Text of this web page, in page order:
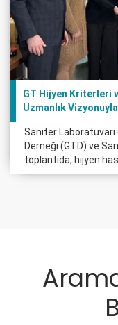
GT Hijyen Kriterleri
Uzmanlık Vizyonuyla
Saniter
Derneği (GTD) ve
toplantıda; hijyen